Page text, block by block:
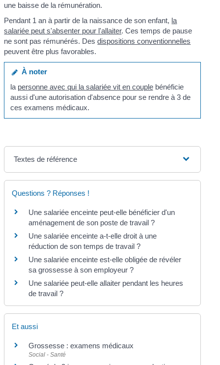
une baisse de la rémunération.
Pendant 1 an à partir de la naissance de son enfant, la
salariée peut s'absenter pour l'allaiter. Ces temps de pause
ne sont pas rémunérés. Desdispositions conventionnelles
peuvent être plus favorables.
À noter
la personne avec qui la salariée vit en couplebénéficie
aussi d'une autorisation d'absence pour se rendre à 3 de
ces examens médicaux.
Textes de référence
Questions ? Réponses !
Une salariée enceinte peut-elle bénéficier d'un
aménagement de son poste de travail ?
Une salariée enceinte a-t-elle droit à une
réduction de son temps de travail ?
Une salariée enceinte est-elle obligée de révéler
sa grossesse à son employeur ?
Une salariée peut-elle allaiter pendant les heures
de travail ?
Et aussi
Grossesse : examens médicaux
Social - Santé